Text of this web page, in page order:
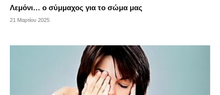
Λεμόνι… ο σύμμαχος για το σώμα μας
21 Μαρτίου 2025